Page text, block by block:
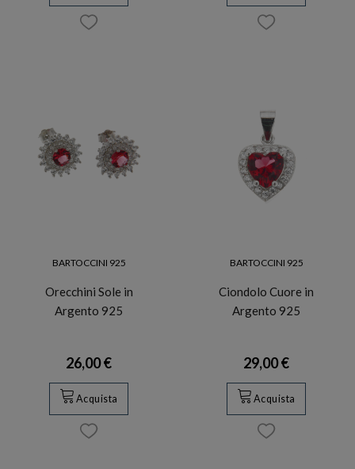
BARTOCCINI 925
Orecchini Sole in
Argento 925
26,00 €
Acquista
BARTOCCINI 925
Ciondolo Cuore in
Argento 925
29,00 €
Acquista